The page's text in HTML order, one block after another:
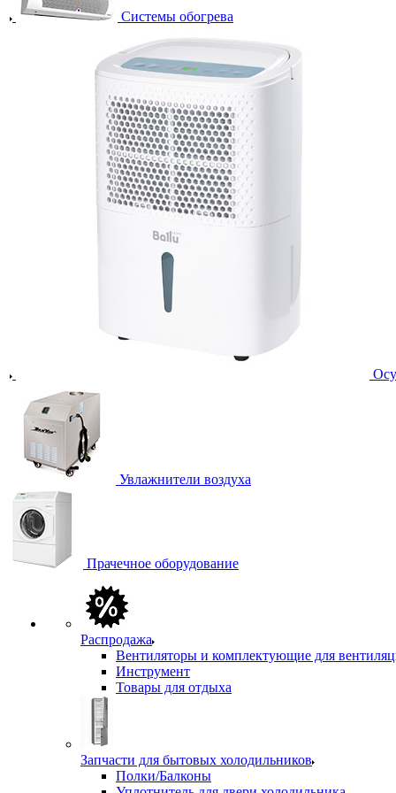
Системы обогрева
Увлажнители воздуха
Прачечное оборудование
Распродажа
Вентиляторы и комплектующие для
Инструмент
Товары для отдыха
Запчасти для бытовых холодильников
Полки/Балконы